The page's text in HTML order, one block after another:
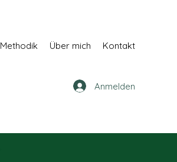
Methodik Über mich Kontakt
Anmelden